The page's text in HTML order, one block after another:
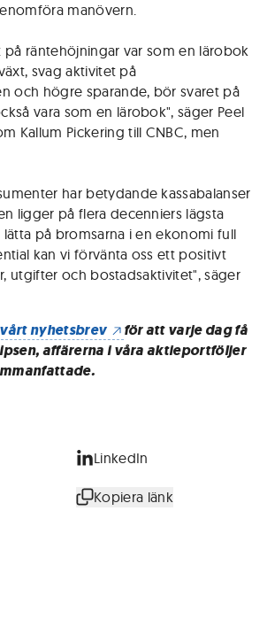
manövern.
på räntehöjningar var som en lärobok
svag aktivitet på
och högre sparande, bör svaret på
vara som en lärobok", säger Peel
Kallum Pickering till CNBC, men
har betydande kassabalanser
ligger på flera decenniers lägsta
på bromsarna i en ekonomi full
kan vi förvänta oss ett positivt
utgifter och bostadsaktivitet", säger
nyhetsbrev
för att varje dag få
affärerna i våra aktieportföljer
LinkedIn
Kopiera länk